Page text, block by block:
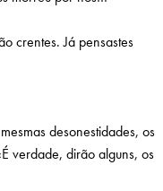
crentes. Já pensastes
desonestidades, os
verdade, dirão alguns, os